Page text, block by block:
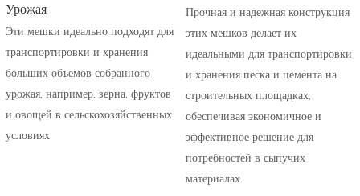
Урожая
Эти мешки идеально подходят для
транспортировки и хранения
больших объемов собранного
урожая, например, зерна, фруктов
и овощей в сельскохозяйственных
условиях.
Прочная и надежная конструкция
этих мешков делает их
идеальными для транспортировки
и хранения песка и цемента на
строительных площадках,
обеспечивая экономичное и
эффективное решение для
потребностей в сыпучих
материалах.